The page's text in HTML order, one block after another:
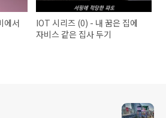
에서
IOT 시리즈 (0) - 내 꿈은 집에
자비스 같은 집사 두기